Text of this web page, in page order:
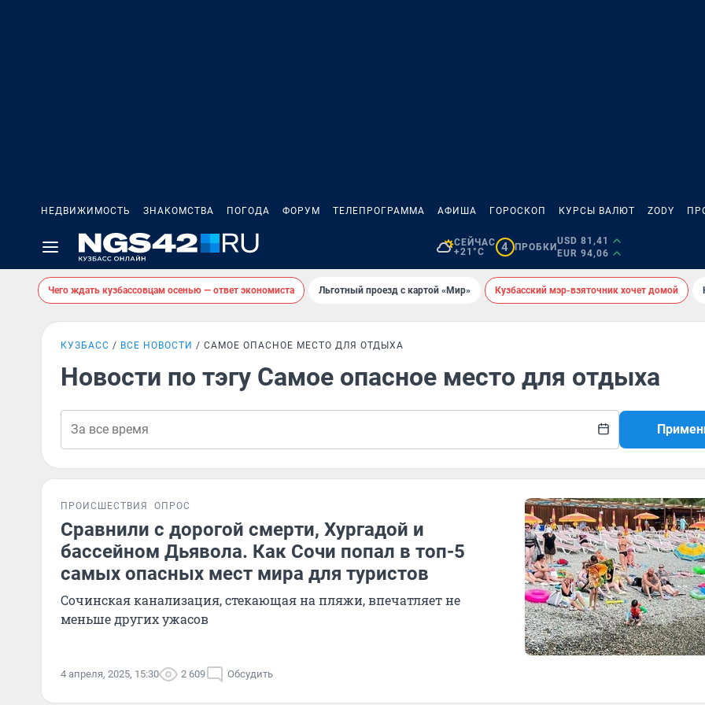
НЕДВИЖИМОСТЬ ЗНАКОМСТВА ПОГОДА ФОРУМ ТЕЛЕПРОГРАММА АФИША ГОРОСКОП КУРСЫ ВАЛЮТ ZODY
СЕЙЧАС
+21°C
4 ПРОБКИ
USD 81,41
EUR 94,06
Чего ждать кузбассовцам осенью — ответ экономиста Льготный проезд с картой «Мир» Кузбасский мэр-взяточник хочет домой
КУЗБАСС ВСЕ НОВОСТИ САМОЕ ОПАСНОЕ МЕСТО ДЛЯ ОТДЫХА
Новости по тэгу Самое опасное место для отдыха
ПРОИСШЕСТВИЯ ОПРОС
Сравнили с дорогой смерти, Хургадой и
бассейном Дьявола. Как Сочи попал в топ-5
самых опасных мест мира для туристов
Сочинская канализация, стекающая на пляжи, впечатляет не
меньше других ужасов
4 апреля, 2025, 15:30 2 609 Обсудить